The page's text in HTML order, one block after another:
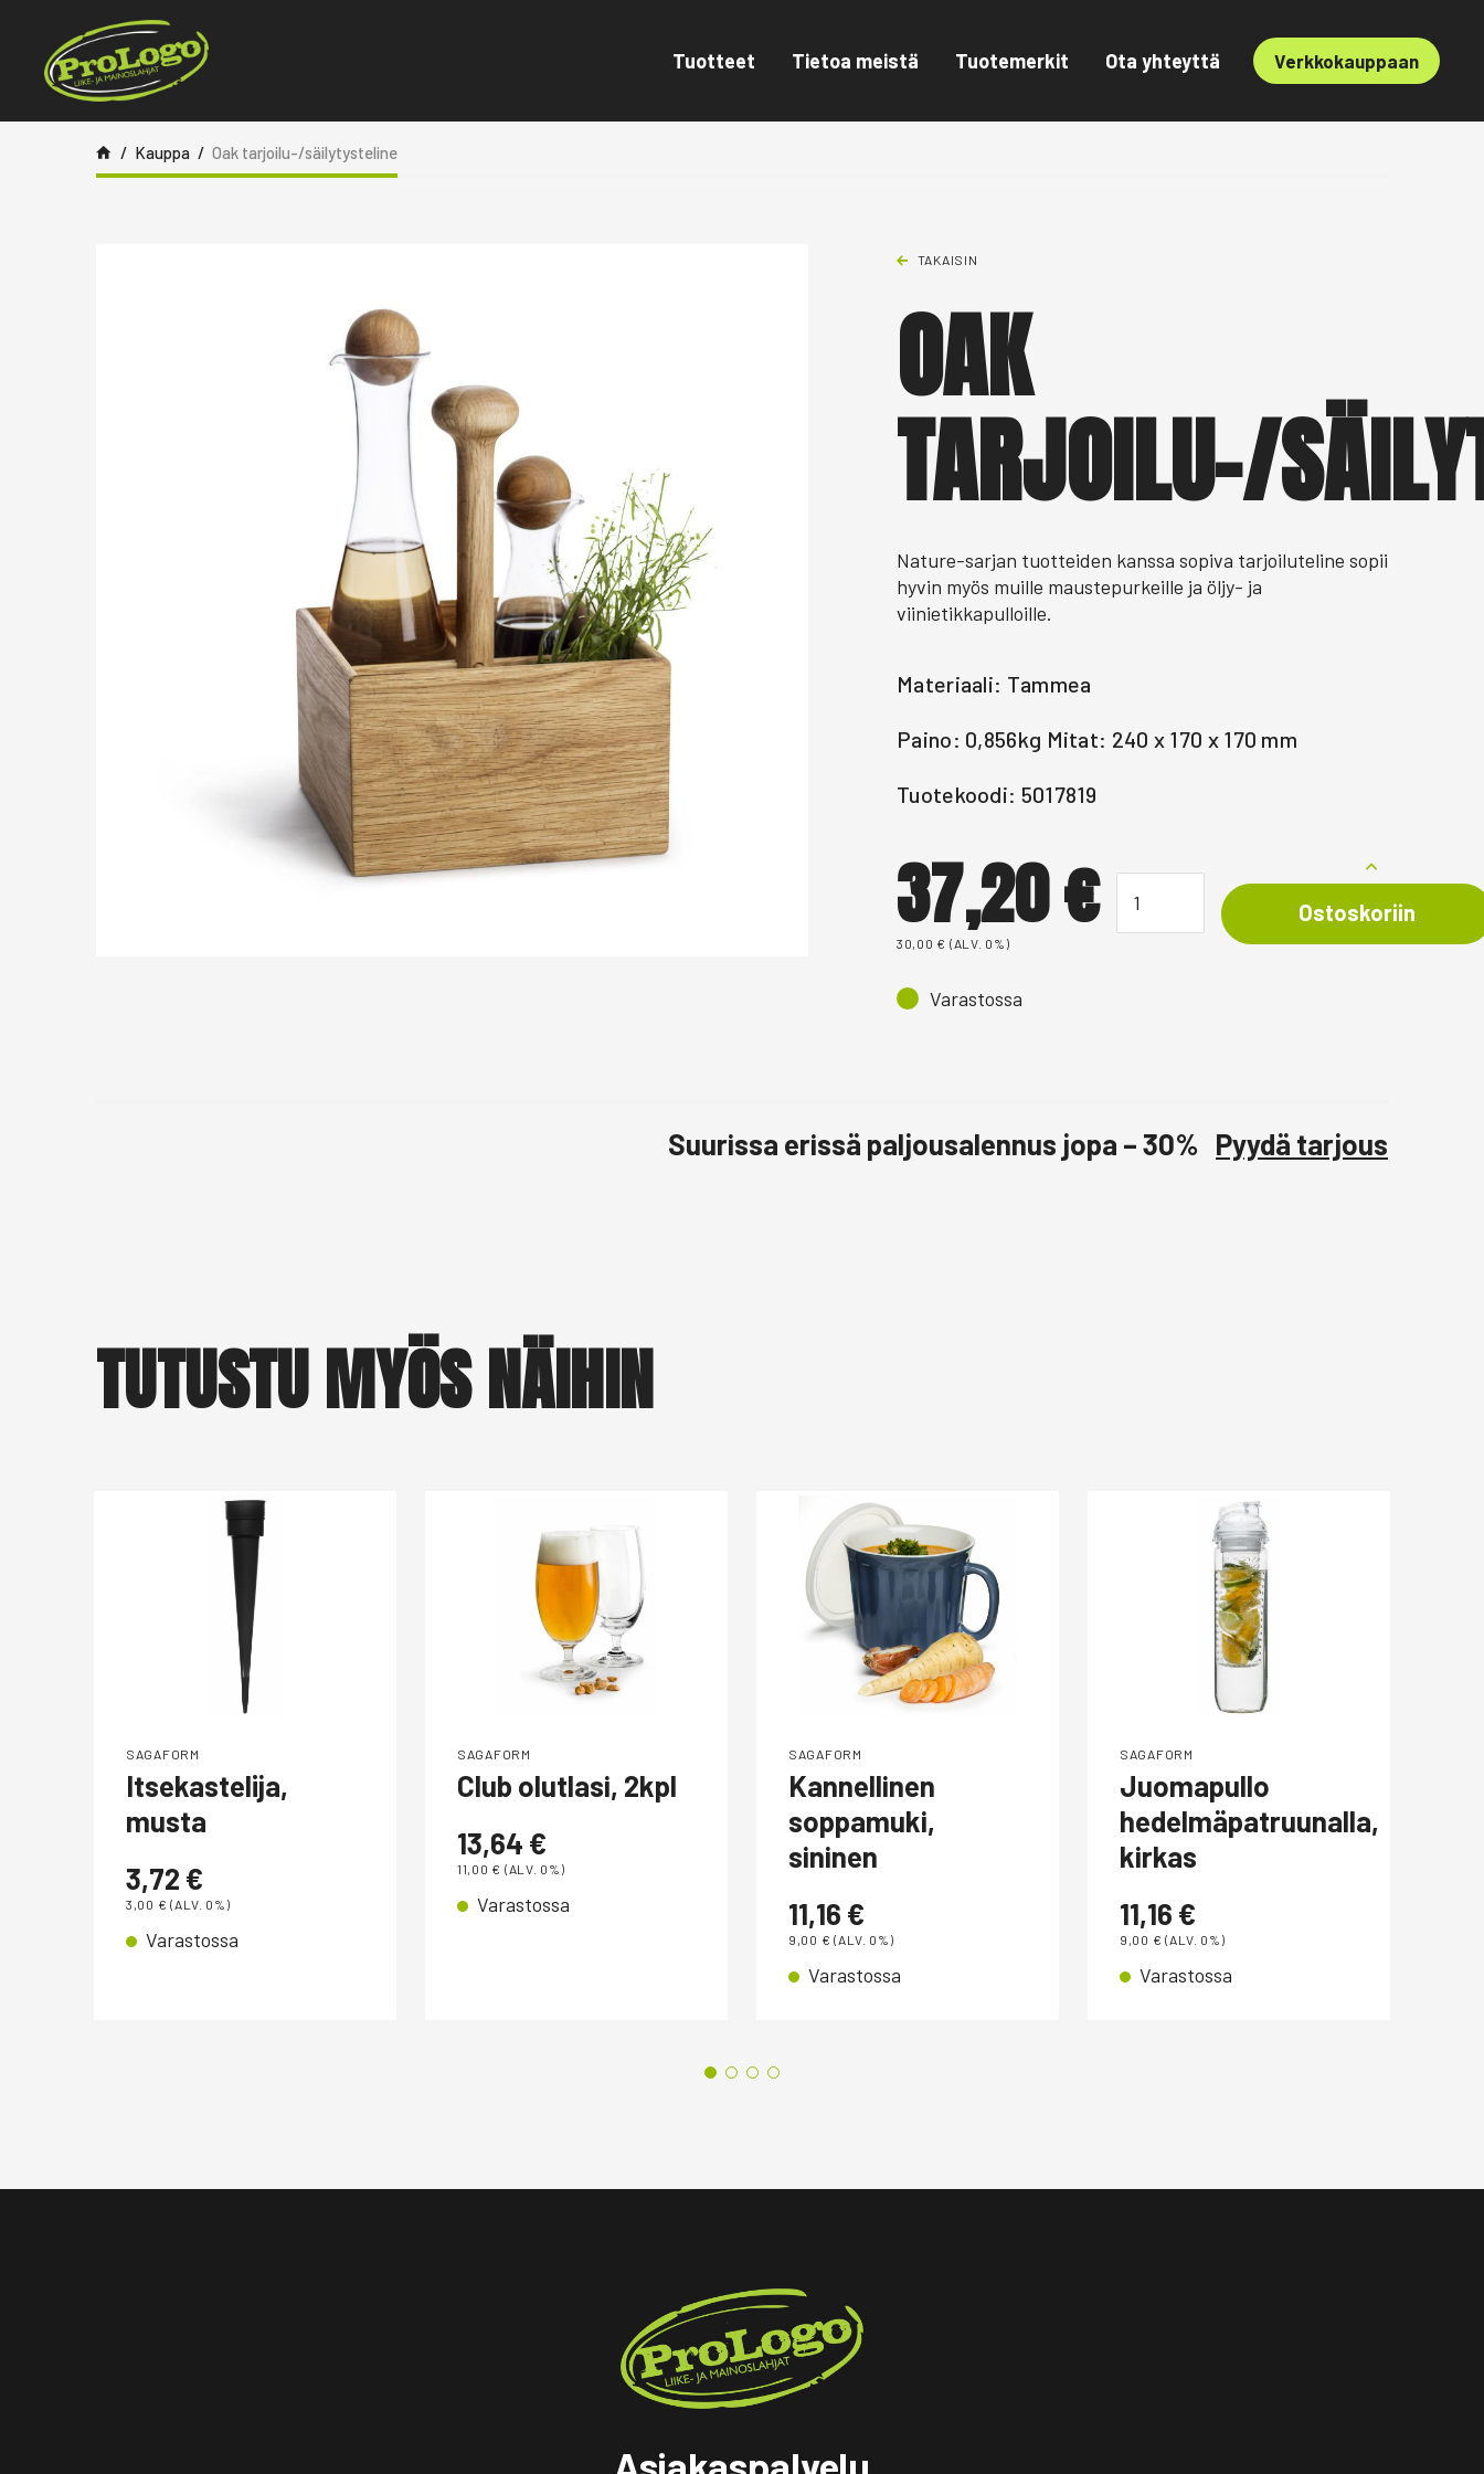
Tuotteet
Tietoa meistä Tuotemerkit Ota yhteyttä Verkkokauppaan
Kauppa Oak tarjoilu-/säilytysteline
TAKAISIN
OAK
TARJOILU-/
Nature-sarjan tuotteiden kanssa sopiva tarjoiluteline sopii
hyvin myös muille maustepurkeille ja öljy- ja
viinietikkapulloille.
Materiaali: Tammea
Paino: 0,856kg Mitat: 240 x 170 x 170 mm
Tuotekoodi: 5017819
37,20€
30,00 € (ALV. 0%)
Ostoskoriin
Varastossa
Suurissa erissä paljousalennus jopa – 30% Pyydä tarjous
TUTUSTU MYÖS NÄIHIN
SAGAFORM
Itsekastelija,
musta
3,72 €
3,00 € (ALV. 0%)
Varastossa
SAGAFORM
Club olutlasi, 2kpl
13,64 €
11,00 € (ALV. 0%)
Varastossa
SAGAFORM
Kannellinen
soppamuki,
sininen
11,16 €
9,00 € (ALV. 0%)
Varastossa
SAGAFORM
Juomapullo
hedelmäpatruunalla,
kirkas
11,16 €
9,00 € (ALV. 0%)
Varastossa